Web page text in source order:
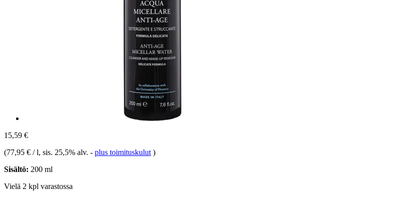
15,59 €
(77,95 € / l, sis. 25,5% alv. - plus toimituskulut )
Sisältö: 200 ml
Vielä 2 kpl varastossa